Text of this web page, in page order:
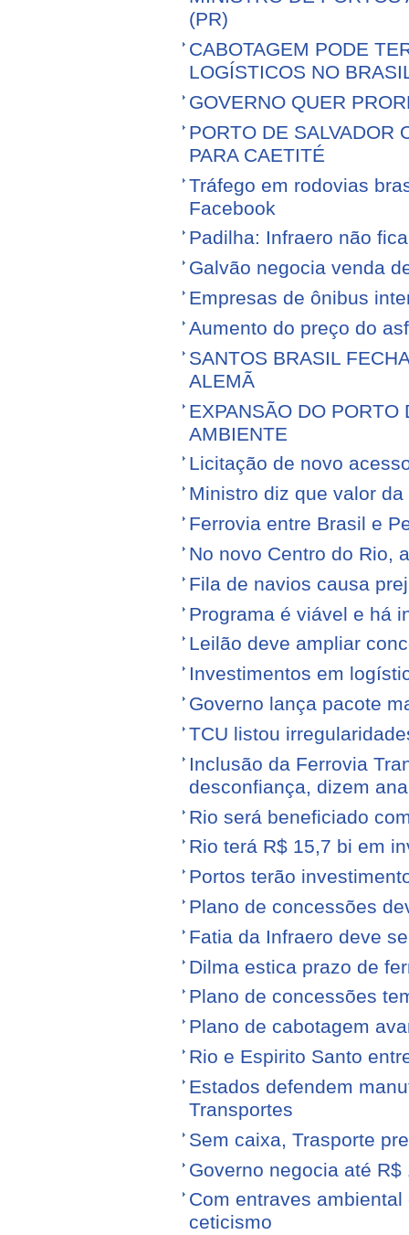
(PR)
CABOTAGEM PODE
LOGÍSTICOS NO
GOVERNO QUER
PORTO DE SALVADOR
PARA CAETITÉ
Tráfego em rodovias
Facebook
Padilha: Infraero não
Galvão negocia venda
Empresas de ônibus
Aumento do preço do
SANTOS BRASIL
ALEMÃ
EXPANSÃO DO PORTO
AMBIENTE
Licitação de novo
Ministro diz que valor
Ferrovia entre Brasil e
No novo Centro do Rio,
Fila de navios causa
Programa é viável e há
Leilão deve ampliar
Investimentos em
Governo lança pacote
TCU listou
Inclusão da Ferrovia
desconfiança, dizem
Rio será beneficiado
Rio terá R$ 15,7 bi em
Portos terão
Plano de concessões
Fatia da Infraero deve
Dilma estica prazo de
Plano de concessões
Plano de cabotagem
Rio e Espirito Santo
Estados defendem
Transportes
Sem caixa, Trasporte
Governo negocia até
Com entraves
ceticismo